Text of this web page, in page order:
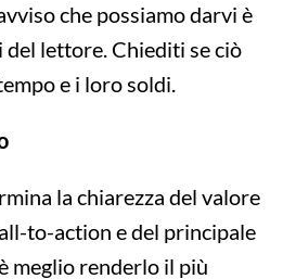
che possiamo darvi è
lettore. Chiediti se ciò
e i loro soldi.
la chiarezza del valore
to-action e del principale
meglio renderlo il più